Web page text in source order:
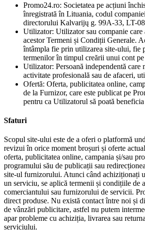
Promo24.ro: Societatea pe acțiuni
înregistrată în Lituania, codul
directorului Kalvarijų g. 99A-33, LT-
Utilizator: Utilizator sau companie care
acestor Termeni și Condiții Generale.
întâmpla fie prin utilizarea site-ului, fie
termenilor în timpul creării unui cont pe
Utilizator: Persoană independentă care
activitate profesională sau de afaceri,
Ofertă: Oferta, publicitatea online,
de la Furnizor, care este publicat pe
pentru ca Utilizatorul să poată beneficia
Sfaturi
Scopul site-ului este de a oferi o platformă
revizui în orice moment broșuri și oferte
oferta, publicitatea online, campania și/sau
programului său de publicații sau
site-ul furnizorului. Atunci când achiziționați
un serviciu, se aplică termenii și condițiile de
comerciantului sau furnizorului de servicii.
direct produse. Nu există contact între noi și
de vânzări publicitare, astfel nu putem
apar probleme cu achiziția, livrarea sau
serviciului.